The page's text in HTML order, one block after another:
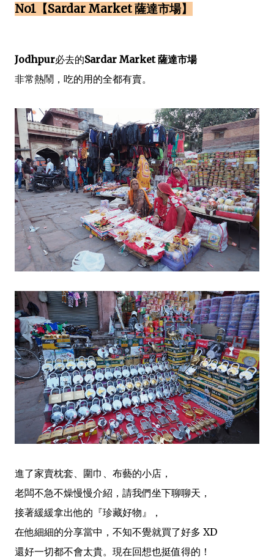
No1【Sardar Market 薩達市場】
Jodhpur必去的Sardar Market 薩達市場
非常熱鬧，吃的用的全都有賣。
進了家賣枕套、圍巾、布藝的小店，
老闆不急不燥慢慢介紹，請我們坐下聊聊天，
接著緩緩拿出他的『珍藏好物』，
在他細細的分享當中，不知不覺就買了好多 XD
還好一切都不會太貴。現在回想也挺值得的！